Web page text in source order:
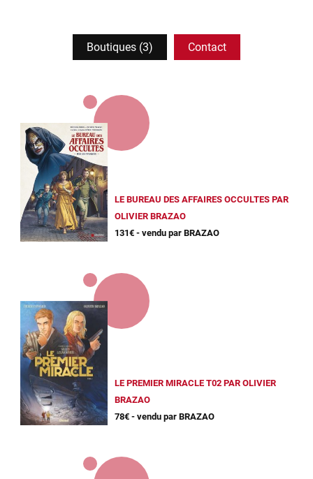
Boutiques (3) Contact
LE BUREAU DES AFFAIRES OCCULTES PAR
OLIVIER BRAZAO
131€ - vendu par BRAZAO
LE PREMIER MIRACLE T02 PAR OLIVIER
BRAZAO
78€ - vendu par BRAZAO